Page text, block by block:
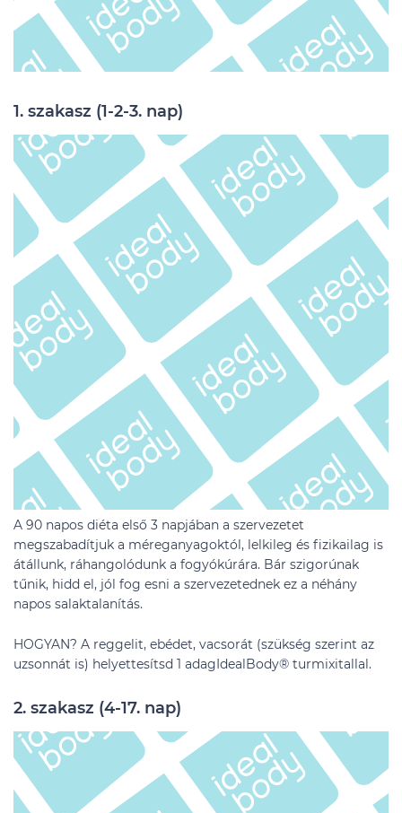
1. szakasz (1-2-3. nap)
A 90 napos diéta első 3 napjában a szervezetet
megszabadítjuk a méreganyagoktól, lelkileg és fizikailag is
átállunk, ráhangolódunk a fogyókúrára. Bár szigorúnak
tűnik, hidd el, jól fog esni a szervezetednek ez a néhány
napos salaktalanítás.
HOGYAN? A reggelit, ebédet, vacsorát (szükség szerint az
uzsonnát is) helyettesítsd 1 adagIdealBody® turmixitallal.
2. szakasz (4-17. nap)